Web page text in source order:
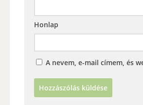
Honlap
A nevem, e-mail címem, és